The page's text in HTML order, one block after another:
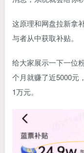
这原理和网盘拉新拿
与者从中获取补贴。
给大家展示一下一位
个月就赚了近5000元
1万元。